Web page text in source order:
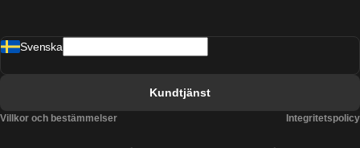
Svenska
Kundtjänst
Villkor och bestämmelser Integritetspolicy